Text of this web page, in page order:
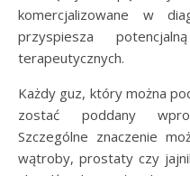
komercjalizowane w
przyspiesza
terapeutycznych.
Każdy guz, który można
zostać poddany
Szczególne znaczenie
wątroby, prostaty czy